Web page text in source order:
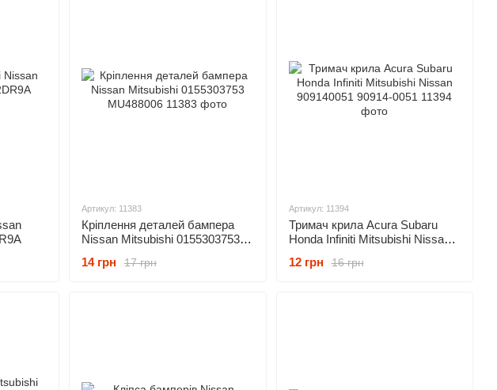
Артикул: 11383
Кріплення деталей бампера
Nissan Mitsubishi 0155303753
17 грн
14 грн
Артикул: 11394
Тримач крила Acura Subaru
Honda Infiniti Mitsubishi Nissan
16 грн
12 грн